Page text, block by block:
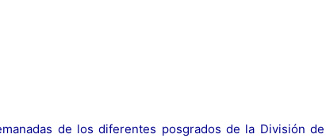
de los diferentes posgrados de la División